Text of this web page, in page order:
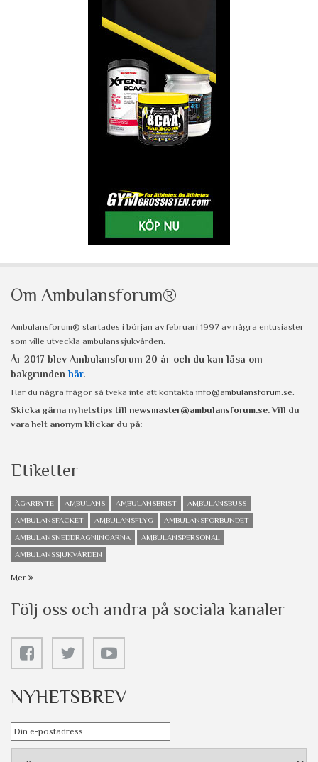
Om Ambulansforum®
Ambulansforum® startades i början av februari 1997 av några entusiaster
som ville utveckla ambulanssjukvården.
År 2017 blev Ambulansforum 20 år och du kan läsa om
bakgrunden här.
Har du några frågor så tveka inte att kontakta info@ambulansforum.se.
Skicka gärna nyhetstips till newsmaster@ambulansforum.se. Vill du
vara helt anonym klickar du på:
Etiketter
ÄGARBYTE AMBULANS AMBULANSBRIST
AMBULANSBUSS
AMBULANSFACKET
AMBULANSFLYG
AMBULANSFÖRBUNDET
AMBULANSNEDDRAGNINGARNA
AMBULANSPERSONAL
AMBULANSSJUKVÅRDEN
Mer
Följ oss och andra på sociala kanaler
NYHETSBREV